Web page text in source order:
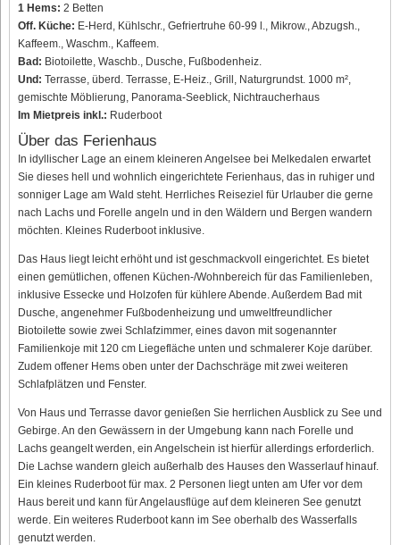
1 Hems: 2 Betten
Off. Küche: E-Herd, Kühlschr., Gefriertruhe 60-99 l., Mikrow., Abzugsh.,
Kaffeem., Waschm., Kaffeem.
Bad: Biotoilette, Waschb., Dusche, Fußbodenheiz.
Und: Terrasse, überd. Terrasse, E-Heiz., Grill, Naturgrundst. 1000 m²,
gemischte Möblierung, Panorama-Seeblick, Nichtraucherhaus
Im Mietpreis inkl.: Ruderboot
Über das Ferienhaus
In idyllischer Lage an einem kleineren Angelsee bei Melkedalen erwartet
Sie dieses hell und wohnlich eingerichtete Ferienhaus, das in ruhiger und
sonniger Lage am Wald steht. Herrliches Reiseziel für Urlauber die gerne
nach Lachs und Forelle angeln und in den Wäldern und Bergen wandern
möchten. Kleines Ruderboot inklusive.
Das Haus liegt leicht erhöht und ist geschmackvoll eingerichtet. Es bietet
einen gemütlichen, offenen Küchen-/Wohnbereich für das Familienleben,
inklusive Essecke und Holzofen für kühlere Abende. Außerdem Bad mit
Dusche, angenehmer Fußbodenheizung und umweltfreundlicher
Biotoilette sowie zwei Schlafzimmer, eines davon mit sogenannter
Familienkoje mit 120 cm Liegefläche unten und schmalerer Koje darüber.
Zudem offener Hems oben unter der Dachschräge mit zwei weiteren
Schlafplätzen und Fenster.
Von Haus und Terrasse davor genießen Sie herrlichen Ausblick zu See und
Gebirge. An den Gewässern in der Umgebung kann nach Forelle und
Lachs geangelt werden, ein Angelschein ist hierfür allerdings erforderlich.
Die Lachse wandern gleich außerhalb des Hauses den Wasserlauf hinauf.
Ein kleines Ruderboot für max. 2 Personen liegt unten am Ufer vor dem
Haus bereit und kann für Angelausflüge auf dem kleineren See genutzt
werde. Ein weiteres Ruderboot kann im See oberhalb des Wasserfalls
genutzt werden.